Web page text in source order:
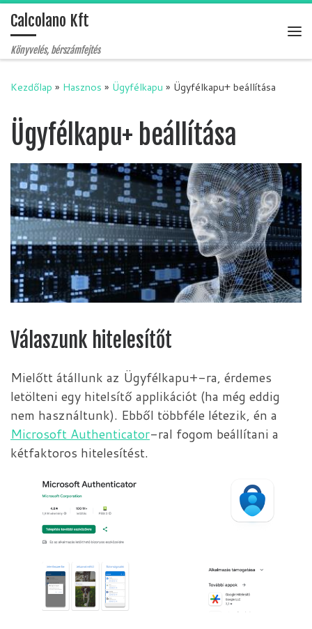
Skip to content
Calcolano Kft
Könyvelés, bérszámfejtés
Kezdőlap » Hasznos » Ügyfélkapu » Ügyfélkapu+ beállítása
Ügyfélkapu+ beállítása
Válaszunk hitelesítőt
Mielőtt átállunk az Ügyfélkapu+-ra, érdemes
letölteni egy hitelsítő applikációt (ha még eddig
nem használtunk). Ebből többféle létezik, én a
Microsoft Authenticator-ral fogom beállítani a
kétfaktoros hitelesítést.